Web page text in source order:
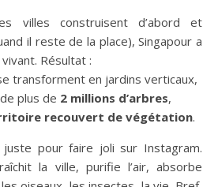
villes construisent d’abord et
il reste de la place), Singapour a
Résultat :
transforment en jardins verticaux,
plus de 2 millions d’arbres,
recouvert de végétation.
pour faire joli sur Instagram.
la ville, purifie l’air, absorbe